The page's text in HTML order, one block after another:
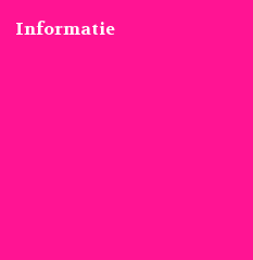
Informatie